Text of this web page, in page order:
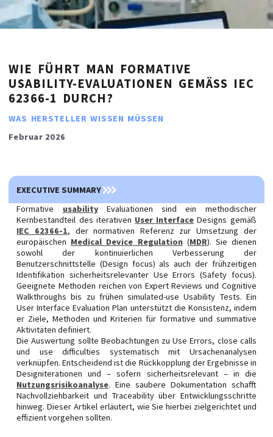
WIE FÜHRT MAN FORMATIVE
USABILITY-EVALUATIONEN GEMÄSS IEC 6
2366-1 DURCH?
WAS HERSTELLER WISSEN MÜSSEN
Februar 2026
EXECUTIVE SUMMARY
Formative usabilityEvaluationen sind ein methodischer
Kernbestandteil des iterativen User Interface Designs gemäß
IEC 62366-1, der normativen Referenz zur Umsetzung der
europäischen Medical Device Regulation(MDR). Sie dienen
sowohl der kontinuierlichen Verbesserung der
Benutzerschnittstelle (Design focus) als auch der frühzeitigen
Identifikation sicherheitsrelevanter Use Errors (Safety focus).
Geeignete Methoden reichen von Expert Reviews und Cognitive
Walkthroughs bis zu frühen simulated-use Usability Tests. Ein
User Interface Evaluation Plan unterstützt die Konsistenz, indem
er Ziele, Methoden und Kriterien für formative und summative
Aktivitäten definiert.
Die Auswertung sollte Beobachtungen zu Use Errors, close calls
und use difficulties systematisch mit Ursachenanalysen
verknüpfen. Entscheidend ist die Rückkopplung der Ergebnisse in
Designiterationen und – sofern sicherheitsrelevant – in die
Nutzungsrisikoanalyse. Eine saubere Dokumentation schafft
Nachvollziehbarkeit und Traceability über Entwicklungsschritte
hinweg. Dieser Artikel erläutert, wie Sie hierbei zielgerichtet und
effizient vorgehen sollten.